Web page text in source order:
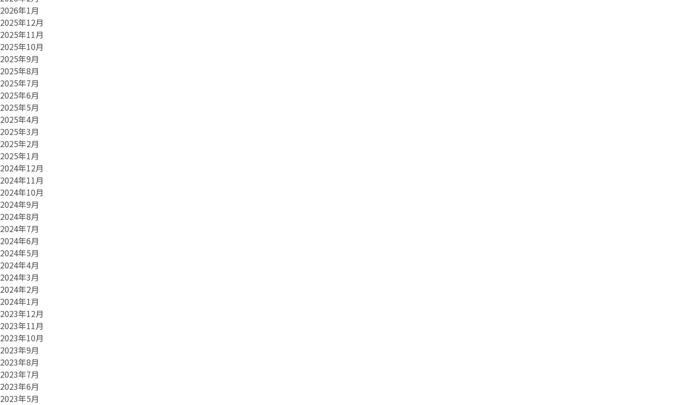
2026年1月
2025年12月
2025年11月
2025年10月
2025年9月
2025年8月
2025年7月
2025年6月
2025年5月
2025年4月
2025年3月
2025年2月
2025年1月
2024年12月
2024年11月
2024年10月
2024年9月
2024年8月
2024年7月
2024年6月
2024年5月
2024年4月
2024年3月
2024年2月
2024年1月
2023年12月
2023年11月
2023年10月
2023年9月
2023年8月
2023年7月
2023年6月
2023年5月